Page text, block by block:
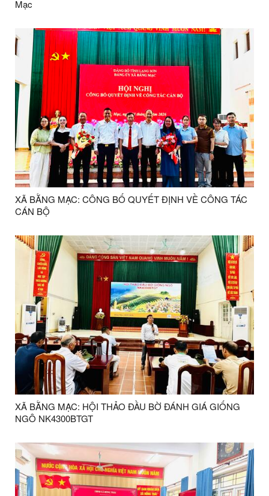
Mạc
XÃ BẰNG MẠC: CÔNG BỐ QUYẾT ĐỊNH VỀ CÔNG TÁC
CÁN BỘ
XÃ BẰNG MẠC: HỘI THẢO ĐẦU BỜ ĐÁNH GIÁ GIỐNG
NGÔ NK4300BTGT